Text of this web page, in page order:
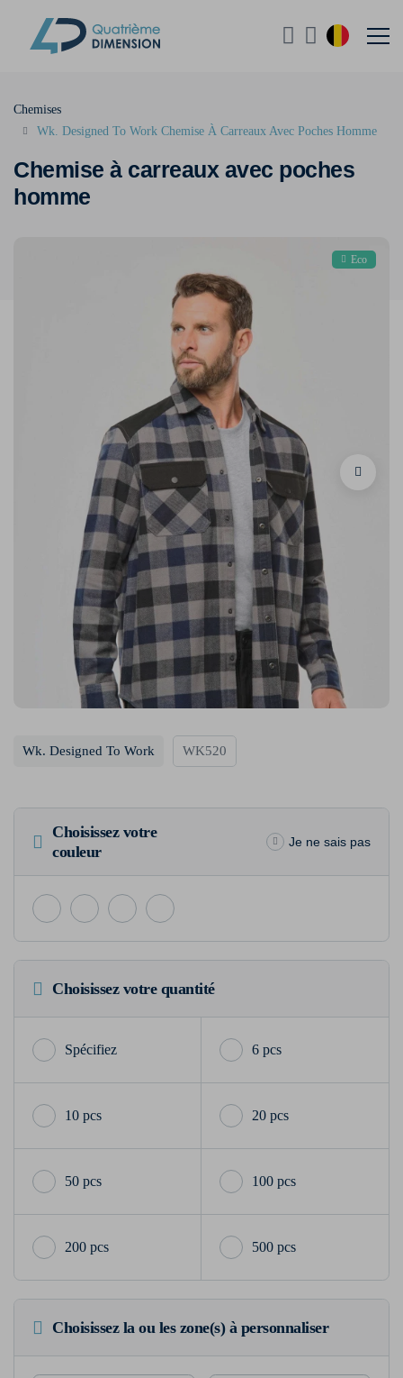
Chemise à carreaux avec poches
homme
Chemises
Wk. Designed To Work Chemise À Carreaux Avec Poches Homme
Eco
Wk. Designed To Work WK520
Choisissez votre
couleur
Je ne sais pas
Choisissez votre quantité
6 pcs
10 pcs 20 pcs
50 pcs 100 pcs
200 pcs 500 pcs
Choisissez la ou les zone(s) à personnaliser